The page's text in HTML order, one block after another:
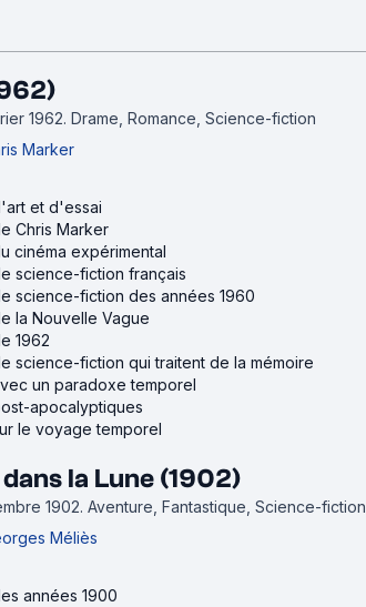
1962. Drame, Romance, Science-fiction
Marker
et d'essai
Chris Marker
cinéma expérimental
science-fiction français
science-fiction des années 1960
la Nouvelle Vague
1962
science-fiction qui traitent de la mémoire
un paradoxe temporel
apocalyptiques
le voyage temporel
la Lune (1902)
1902. Aventure, Fantastique, Science-fiction
Méliès
années 1900